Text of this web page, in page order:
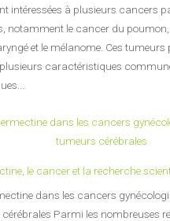
intéressées à plusieurs cancers
notamment le cancer du
et le mélanome. Ces tumeurs
caractéristiques
le cancer et la recherche
dans les cancers
Parmi les nombreuses